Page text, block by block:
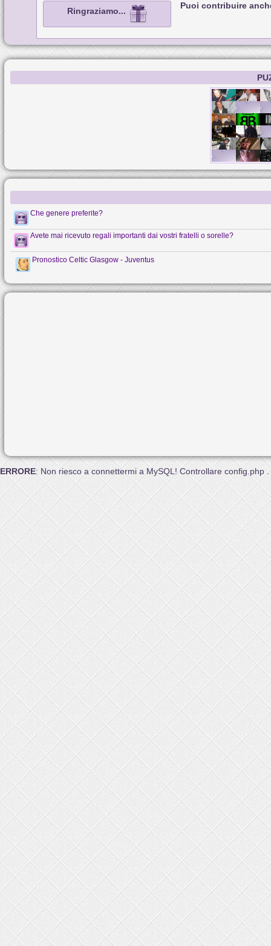
Ringraziamo...
Puoi contribuire
Che genere preferite?
Avete mai ricevuto regali importanti dai vostri fratelli o sorelle?
Pronostico Celtic Glasgow - Juventus
ERRORE: Non riesco a connettermi a MySQL! Controllare config.php .